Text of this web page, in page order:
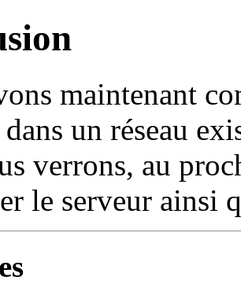
maintenant
un réseau
verrons, au
le serveur ainsi